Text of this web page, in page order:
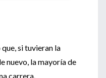
si tuvieran la
nuevo, la mayoría de
carrera.